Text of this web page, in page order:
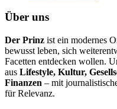
Über uns
Der Prinz ist ein modernes
bewusst leben, sich
Facetten entdecken wollen.
aus Lifestyle, Kultur,
Finanzen – mit
für Relevanz.